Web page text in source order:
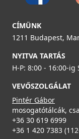
CÍMÜNK
1211 Budapest,
NYITVA TARTÁS
H-P: 8:00 - 16:00-ig
VEVŐSZOLGÁLAT
Pintér Gábor
mosogatótálcák,
+36 30 619 6999
+36 1 420 7383